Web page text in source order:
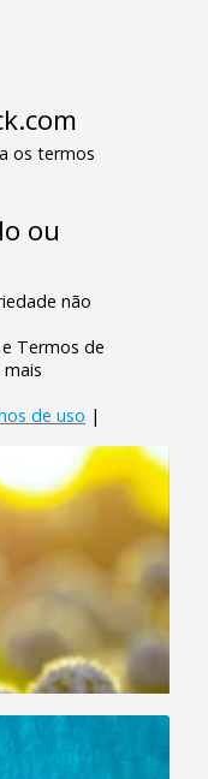
os termos
ou
não
Termos de
de uso |